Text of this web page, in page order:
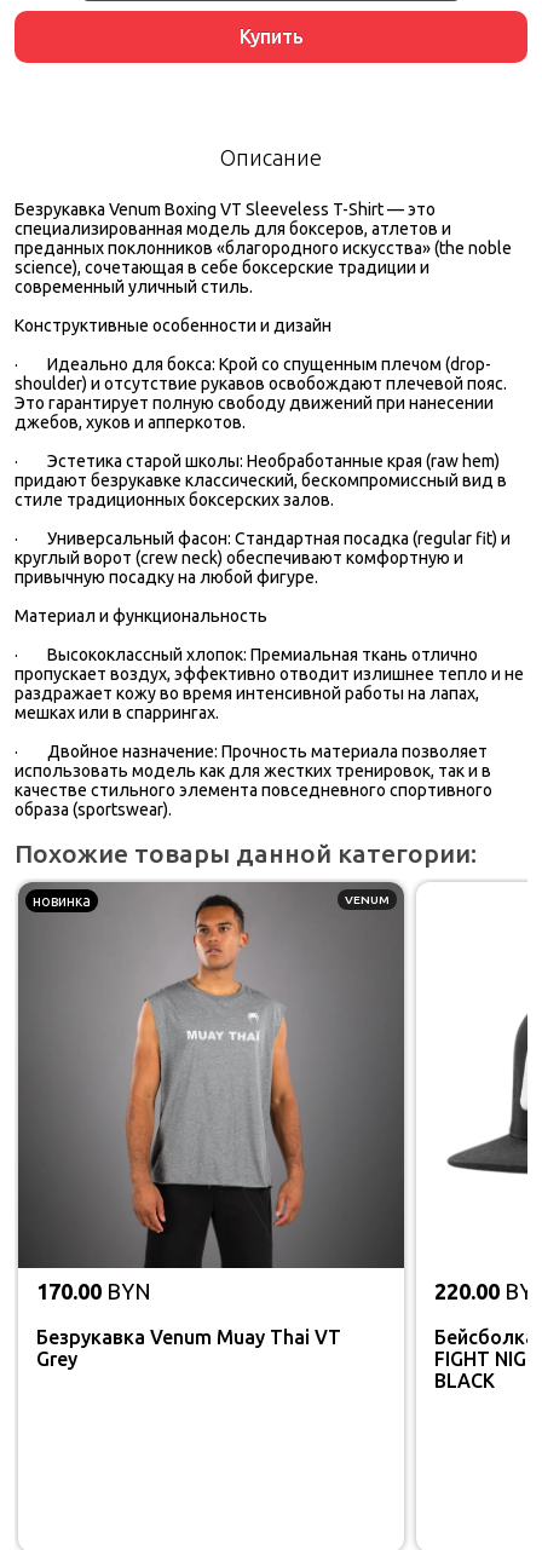
Купить
Описание
Безрукавка Venum Boxing VT Sleeveless T-Shirt — это
специализированная модель для боксеров, атлетов и
преданных поклонников «благородного искусства» (the noble
science), сочетающая в себе боксерские традиции и
современный уличный стиль.
Конструктивные особенности и дизайн
· Идеально для бокса: Крой со спущенным плечом (drop-
shoulder) и отсутствие рукавов освобождают плечевой пояс.
Это гарантирует полную свободу движений при нанесении
джебов, хуков и апперкотов.
· Эстетика старой школы: Необработанные края (raw hem)
придают безрукавке классический, бескомпромиссный вид в
стиле традиционных боксерских залов.
· Универсальный фасон: Стандартная посадка (regular fit) и
круглый ворот (crew neck) обеспечивают комфортную и
привычную посадку на любой фигуре.
Материал и функциональность
· Высококлассный хлопок: Премиальная ткань отлично
пропускает воздух, эффективно отводит излишнее тепло и не
раздражает кожу во время интенсивной работы на лапах,
мешках или в спаррингах.
· Двойное назначение: Прочность материала позволяет
использовать модель как для жестких тренировок, так и в
качестве стильного элемента повседневного спортивного
образа (sportswear).
Похожие товары данной категории:
VENUM
новинка
170.00 BYN
Безрукавка Venum Muay Thai VT
Grey
220.00
Бейсболка
FIGHT
BLACK